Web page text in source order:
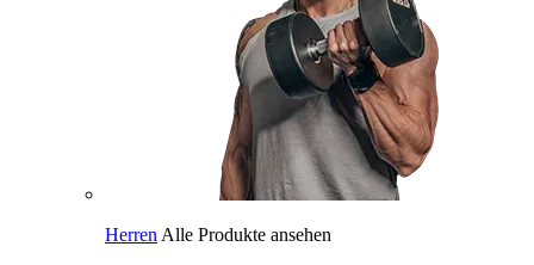
Herren Alle Produkte ansehen